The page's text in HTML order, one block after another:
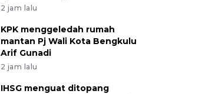
2 jam lalu
KPK menggeledah rumah
mantan Pj Wali Kota Bengkulu
Arif Gunadi
2 jam lalu
IHSG menguat ditopang